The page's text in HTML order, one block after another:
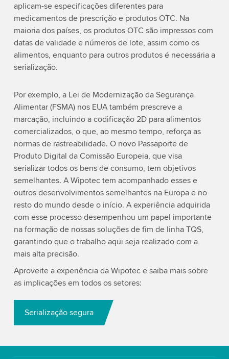
aplicam-se especificações diferentes para
medicamentos de prescrição e produtos OTC. Na
maioria dos países, os produtos OTC são impressos com
datas de validade e números de lote, assim como os
alimentos, enquanto para outros produtos é necessária a
serialização.
Por exemplo, a Lei de Modernização da Segurança
Alimentar (FSMA) nos EUA também prescreve a
marcação, incluindo a codificação 2D para alimentos
comercializados, o que, ao mesmo tempo, reforça as
normas de rastreabilidade. O novo Passaporte de
Produto Digital da Comissão Europeia, que visa
serializar todos os bens de consumo, tem objetivos
semelhantes. A Wipotec tem acompanhado esses e
outros desenvolvimentos semelhantes na Europa e no
resto do mundo desde o início. A experiência adquirida
com esse processo desempenhou um papel importante
na formação de nossas soluções de fim de linha TQS,
garantindo que o trabalho aqui seja realizado com a
mais alta precisão.
Aproveite a experiência da Wipotec e saiba mais sobre
as implicações em todos os setores:
Serialização segura